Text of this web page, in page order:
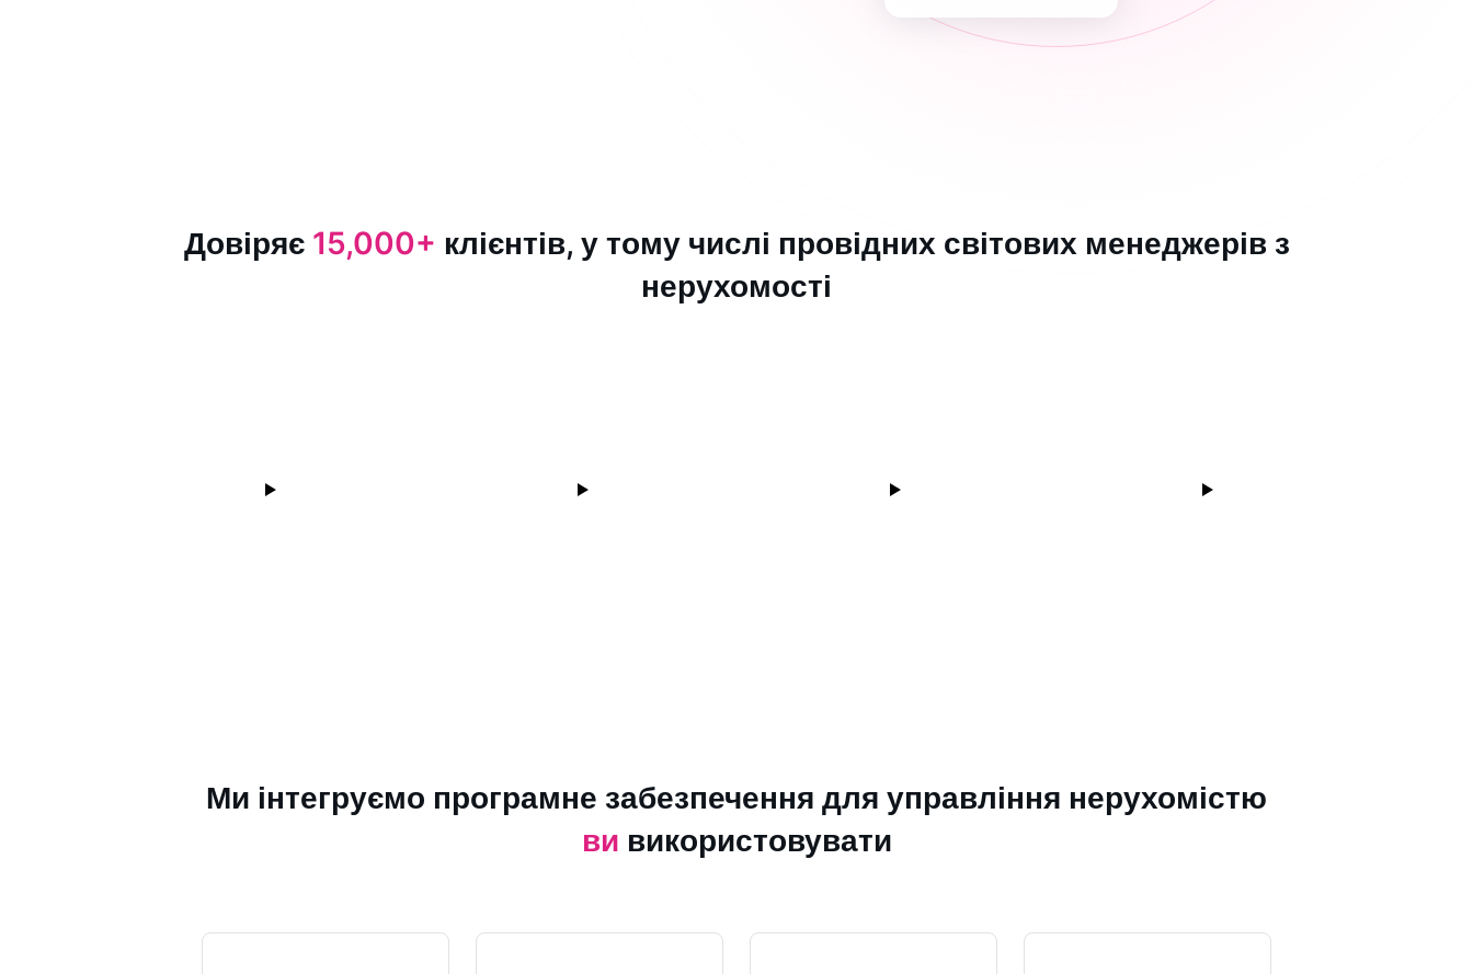
Довіряє 15,000+ клієнтів, у тому числі провідних світових менеджерів з
нерухомості
Ми інтегруємо програмне забезпечення для управління нерухомістю
ви використовувати